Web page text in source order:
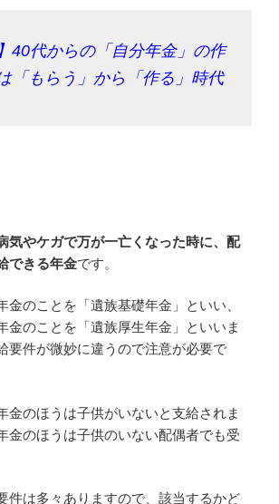
40代からの「自分年金」の作
「もらう」から「作る」時代
気やケガで万が一亡くなった時に、配
できる年金です。
金のことを「遺族基礎年金」といい、
金のことを「遺族厚生年金」といいま
要件が微妙に違うので注意が必要で
金のほうは子供がいないと支給されま
金のほうは子供のいない配偶者でも受
件は多々ありますので、該当するかど